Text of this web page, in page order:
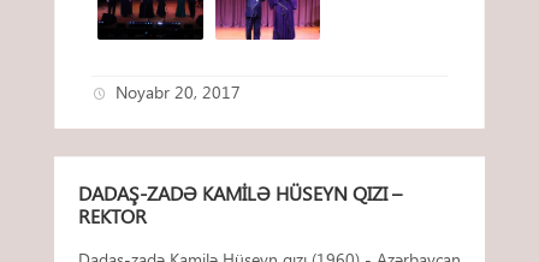
Noyabr 20, 2017
DADAŞ-ZADƏ KAMILƏ HÜSEYN QIZI –
REKTOR